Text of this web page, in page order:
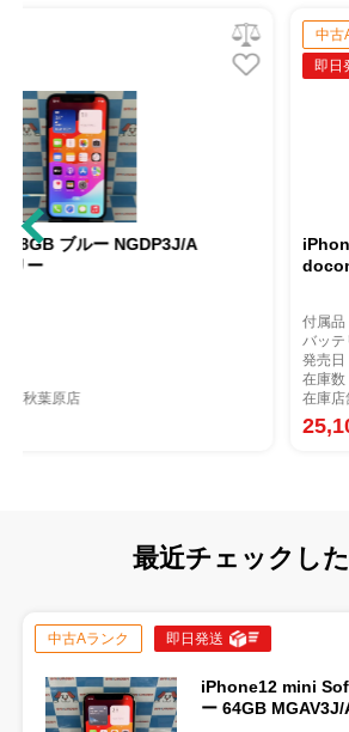
A
iPhone12 mini 64GB ホワ
docomo版SIMフリー 極美
在庫店舗：サクモバ 秋葉原店
最近チェックし
中古Aランク 即日発送
iPhone12 mini
ー 64GB